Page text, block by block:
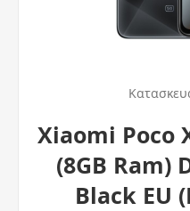
Xiaomi Poco
(8GB Ram)
Black EU